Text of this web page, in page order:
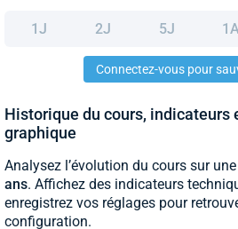
1J 2J 5J
Connectez-vous pour
Historique du cours, indicateurs
graphique
Analysez l’évolution du cours sur
ans. Affichez des indicateurs
enregistrez vos réglages pour
configuration.